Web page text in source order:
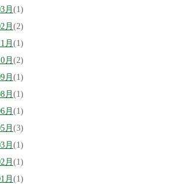
月 (1)
月 (2)
月 (1)
月 (2)
月 (1)
月 (1)
月 (1)
月 (3)
月 (1)
月 (1)
月 (1)